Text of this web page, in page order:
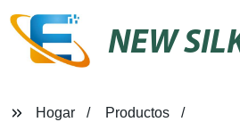
NEW
Hogar
Productos